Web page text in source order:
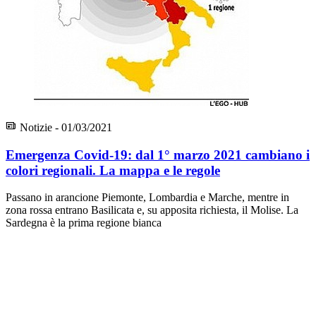
Notizie - 01/03/2021
Emergenza Covid-19: dal 1° marzo 2021 cambiano i
colori regionali. La mappa e le regole
Passano in arancione Piemonte, Lombardia e Marche, mentre in
zona rossa entrano Basilicata e, su apposita richiesta, il Molise. La
Sardegna è la prima regione bianca